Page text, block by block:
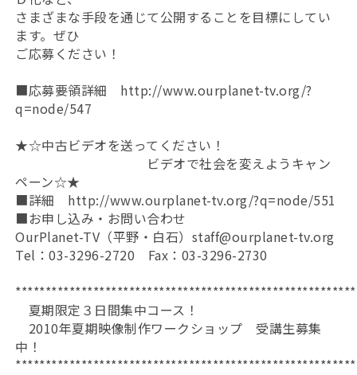
さまざまな手段を通じて公開することを目標にしてい
ます。ぜひ
ご応募ください！
■応募要領詳細 http://www.ourplanet-tv.org/?
q=node/547
★☆中古ビデオを送ってください！
ビデオで社会を変えようキャン
ペーン☆★
■詳細 http://www.ourplanet-tv.org/?q=node/551
■お申し込み・お問い合わせ
OurPlanet-TV（平野・白石）staff@ourplanet-tv.org
Tel：03-3296-2720 Fax：03-3296-2730
夏期限定３日間集中コース！
2010年夏期映像制作ワークショップ 受講生募集
中！